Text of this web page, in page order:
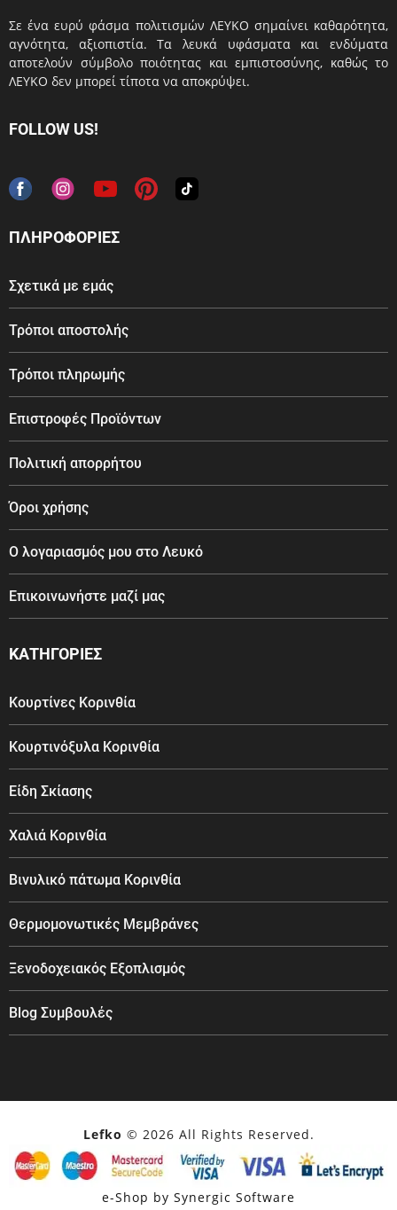
Σε ένα ευρύ φάσμα πολιτισμών ΛΕΥΚΟ σημαίνει καθαρότητα,
αγνότητα, αξιοπιστία. Τα λευκά υφάσματα και ενδύματα
αποτελούν σύμβολο ποιότητας και εμπιστοσύνης, καθώς το
ΛΕΥΚΟ δεν μπορεί τίποτα να αποκρύψει.
FOLLOW US!
ΠΛΗΡΟΦΟΡΙΕΣ
Σχετικά με εμάς
Τρόποι αποστολής
Τρόποι πληρωμής
Επιστροφές Προϊόντων
Πολιτική απορρήτου
Όροι χρήσης
Ο λογαριασμός μου στο Λευκό
Επικοινωνήστε μαζί μας
ΚΑΤΗΓΟΡΙΕΣ
Κουρτίνες Κορινθία
Κουρτινόξυλα Κορινθία
Είδη Σκίασης
Χαλιά Κορινθία
Βινυλικό πάτωμα Κορινθία
Θερμομονωτικές Μεμβράνες
Ξενοδοχειακός Εξοπλισμός
Blog Συμβουλές
Lefko © 2026 All Rights Reserved.
e-Shop by Synergic Software